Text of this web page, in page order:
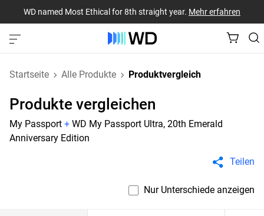
WD named Most Ethical for 8th straight year. Mehr erfahren
Startseite Alle Produkte Produktvergleich
Produkte vergleichen
My Passport + WD My Passport Ultra, 20th Emerald
Anniversary Edition
Teilen
Nur Unterschiede anzeigen